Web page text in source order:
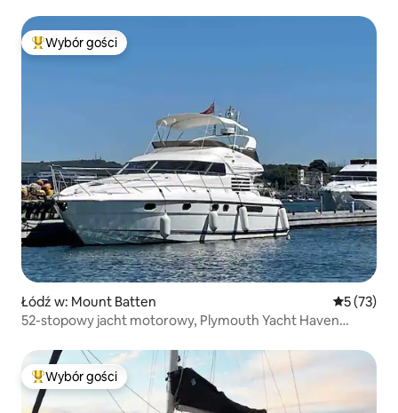
Najpopularniejsze z kategorii Wybór gości
Wybór gości
Łódź w: Mount Batten Średnia
5 (73)
52-stopowy jacht motorowy, Plymouth Yacht Haven
Najpopularniejsze z kategorii Wybór gości
Wybór gości